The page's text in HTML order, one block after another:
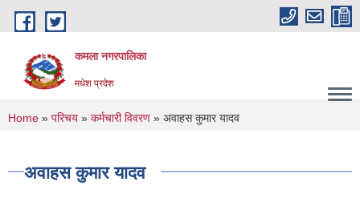
Skip to main content
कमला नगरपालिका
मधेश प्रदेश
You are here
Home » परिचय » कर्मचारी विवरण » अवाहस कुमार यादव
अवाहस कुमार यादव